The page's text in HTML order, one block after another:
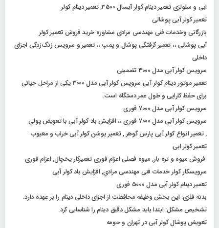
ابی و سلولزی تعمیر دینام کولر آبسال 3500, تعمیر دینام کولر
تعمیر کولر آبی پوشالی
بازرگانی وخدمات فنی مهندسی مرادی مشاوره خرید فروش تعمیر کولر
آبی پوشالی ،، تعمیر گرفتگی پوشال و پمپ ،، تعمیر و سرویس زنگ‌زدگی اجزای
داخلی
سرویس کولر آبی مدل ۳۰۰۰ تضمینی
تعمیر موتور دینام کولر آبی سرویس کولر آبی مدل ۳۰۰۰ یکی از مراحل حیاتی
برای حفظ کارایی و طول عمر دستگاه است.
سرویس کولر آبی مدل ۷۰۰۰ فوری
سرویس کولر آبی مدل ۷۰۰۰ فوری ،، افزایش باد کولر آبی با تعویض پولی
, تعمیر انواع کولر آبی پارس گوهر , تعمیر بوشن کولر آبی خراب و معیوب
تعمیر کولر ابی
فروش میوه و تره بار, میوه فصلی اعزام فوری تعمیرکار یخچال, اعزام فوری
سرویسکار کولر خدمات فنی مهندسی مرادی, افزایش باد کولر آبی
تعمیر دینام کولر آبی مدل ۵۰۰۰ فوری
بدنه فلزی: این بخش وظیفه محافظت از اجزای داخلی دینام را بر عهده دارد.
تشخیص مشکل: ابتدا باید مشکل دقیق دینام را شناسایی کرد.
تعویض پوشال کولر آبی در تهران و حومه